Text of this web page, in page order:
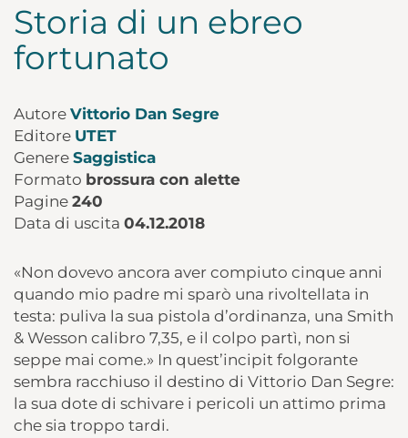
Storia di un ebreo
fortunato
Autore Vittorio Dan Segre
Editore UTET
Genere Saggistica
Formato brossura con alette
Pagine 240
Data di uscita 04.12.2018
«Non dovevo ancora aver compiuto cinque anni
quando mio padre mi sparò una rivoltellata in
testa: puliva la sua pistola d’ordinanza, una Smith
& Wesson calibro 7,35, e il colpo partì, non si
seppe mai come.» In quest’incipit folgorante
sembra racchiuso il destino di Vittorio Dan Segre:
la sua dote di schivare i pericoli un attimo prima
che sia troppo tardi.